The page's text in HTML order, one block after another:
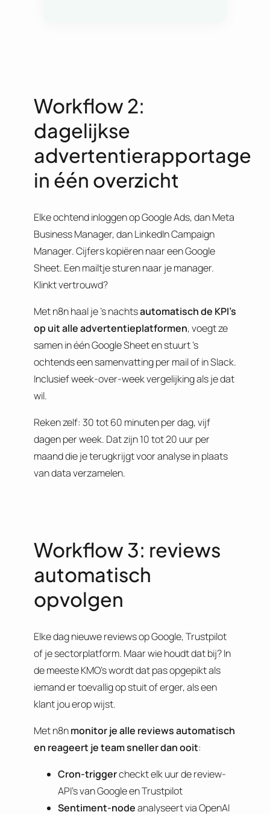
Workflow 2:
dagelijkse
advertentierapportage
in één overzicht
Elke ochtend inloggen op Google Ads, dan Meta
Business Manager, dan LinkedIn Campaign
Manager. Cijfers kopiëren naar een Google
Sheet. Een mailtje sturen naar je manager.
Klinkt vertrouwd?
Met n8n haal je ’s nachtsautomatisch de KPI’s
op uit alle advertentieplatformen, voegt ze
samen in één Google Sheet en stuurt ’s
ochtends een samenvatting per mail of in Slack.
Inclusief week-over-week vergelijking als je dat
wil.
Reken zelf: 30 tot 60 minuten per dag, vijf
dagen per week. Dat zijn 10 tot 20 uur per
maand die je terugkrijgt voor analyse in plaats
van data verzamelen.
Workflow 3: reviews
automatisch
opvolgen
Elke dag nieuwe reviews op Google, Trustpilot
of je sectorplatform. Maar wie houdt dat bij? In
de meeste KMO’s wordt dat pas opgepikt als
iemand er toevallig op stuit of erger, als een
klant jou erop wijst.
Met n8nmonitor je alle reviews automatisch
en reageert je team sneller dan ooit:
Cron-triggercheckt elk uur de review-
API’s van Google en Trustpilot
Sentiment-nodeanalyseert via OpenAI